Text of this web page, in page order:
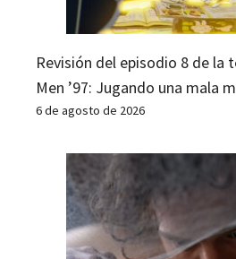
Revisión del episodio 8 de la
Men ’97: Jugando una mala
6 de agosto de 2026